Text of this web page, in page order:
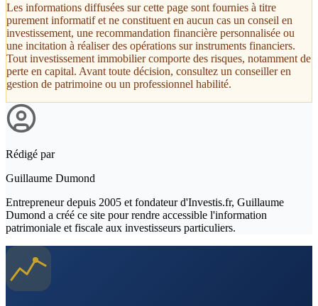
Les informations diffusées sur cette page sont fournies à titre
purement informatif et ne constituent en aucun cas un conseil en
investissement, une recommandation financière personnalisée ou
une incitation à réaliser des opérations sur instruments financiers.
Tout investissement immobilier comporte des risques, notamment de
perte en capital. Avant toute décision, consultez un conseiller en
gestion de patrimoine ou un professionnel habilité.
Rédigé par
Guillaume Dumond
Entrepreneur depuis 2005 et fondateur d'Investis.fr, Guillaume
Dumond a créé ce site pour rendre accessible l'information
patrimoniale et fiscale aux investisseurs particuliers.